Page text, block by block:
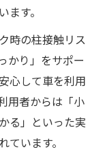
す。
時の柱接触リス
かり」をサポー
心して車を利用
用者からは「小
る」といった実
います。